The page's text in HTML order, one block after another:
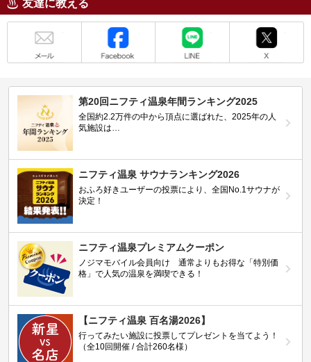
友達に教える
第20回ニフティ温泉年間ランキング2025
全国約2.2万件の中から頂点に選ばれた、2025年の人
気施設は…
ニフティ温泉 サウナランキング2026
おふろ好きユーザーの投票により、全国No.1サウナが
決定！
ニフティ温泉プレミアムクーポン
ノジマモバイル会員向け 通常よりもお得な「特別価
格」で人気の温泉を満喫できる！
【ニフティ温泉 百名湯2026】
行ってみたい施設に投票してプレゼントを当てよう！
（全10回開催 / 合計260名様）